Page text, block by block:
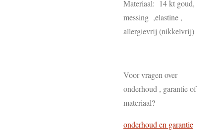
Materiaal: 14 kt goud,
messing ,elastine ,
allergievrij (nikkelvrij)
Voor vragen over
onderhoud , garantie of
materiaal?
onderhoud en garantie